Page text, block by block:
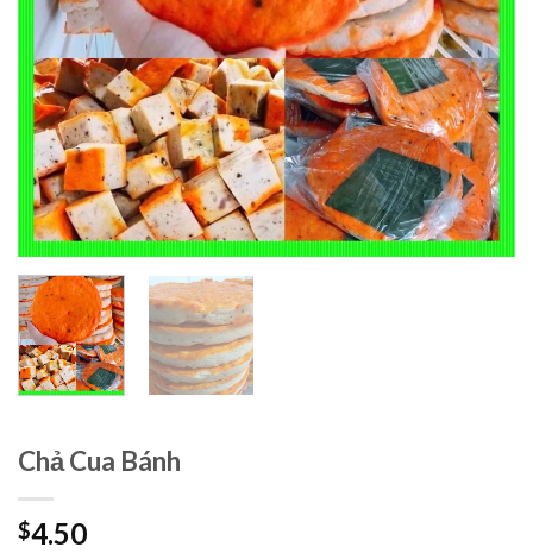
Chả Cua Bánh
$4.50